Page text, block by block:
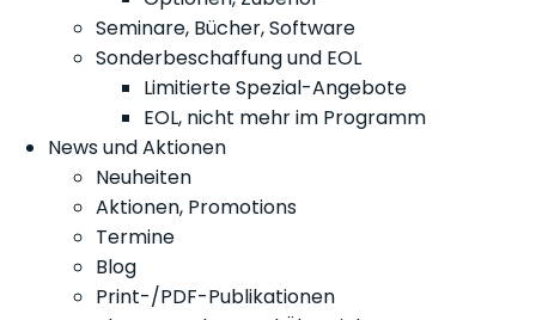
Seminare, Bücher, Software
Sonderbeschaffung und EOL
Limitierte Spezial-Angebote
EOL, nicht mehr im Programm
News und Aktionen
Neuheiten
Aktionen, Promotions
Termine
Blog
Print-/PDF-Publikationen